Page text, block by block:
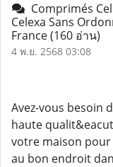
Comprimés
Celexa Sans
France(160 อ่าน)
4 พ.ย. 2568 03:08
Avez-vous besoin
haute
votre maison pour
au bon endroit